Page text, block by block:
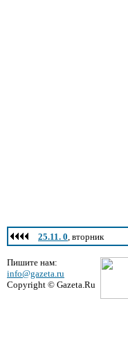
25.11. 0, вторник
Пишите нам:
info@gazeta.ru
Copyright © Gazeta.Ru